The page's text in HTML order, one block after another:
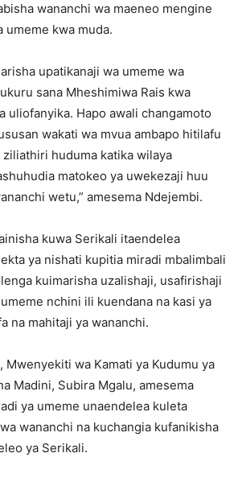
wananchi wa maeneo mengine
umeme kwa muda.
upatikanaji wa umeme wa
sana Mheshimiwa Rais kwa
uliofanyika. Hapo awali changamoto
wakati wa mvua ambapo hitilafu
ziliathiri huduma katika wilaya
matokeo ya uwekezaji huu
wetu,” amesema Ndejembi.
kuwa Serikali itaendelea
ya nishati kupitia miradi mbalimbali
kuimarisha uzalishaji, usafirishaji
nchini ili kuendana na kasi ya
na mahitaji ya wananchi.
Mwenyekiti wa Kamati ya Kudumu ya
Madini, Subira Mgalu, amesema
ya umeme unaendelea kuleta
wananchi na kuchangia kufanikisha
ya Serikali.